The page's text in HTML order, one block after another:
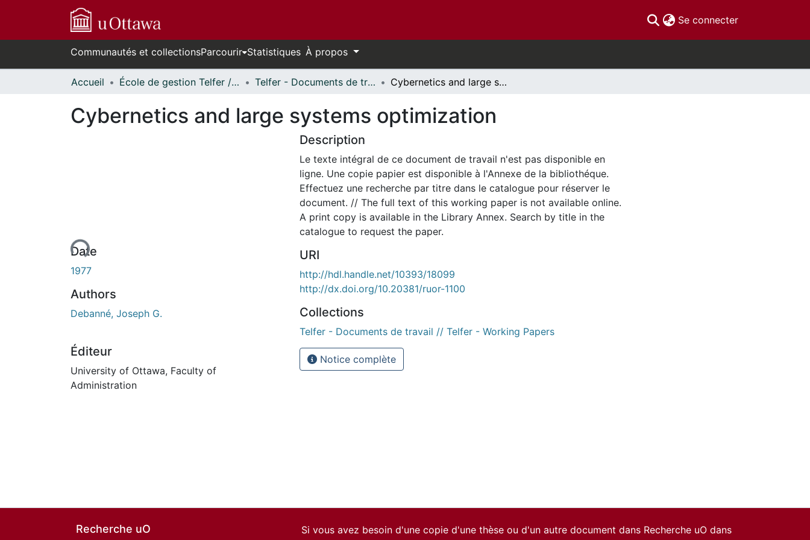
Se connecter(current)
Communautés et collectionsParcourir Statistiques À propos
Accueil École de gestion Telfer // Telfer School of Management Telfer - Documents de travail // Telfer - Working Papers Cybernetics and large systems optimization
Cybernetics and large systems optimization
de chargement...
Date
1977
Authors
Debanné, Joseph G.
Éditeur
University of Ottawa, Faculty of
Administration
Description
Le texte intégral de ce document de travail n'est pas disponible en
ligne. Une copie papier est disponible à l'Annexe de la bibliothéque.
Effectuez une recherche par titre dans le catalogue pour réserver le
document. // The full text of this working paper is not available online.
A print copy is available in the Library Annex. Search by title in the
catalogue to request the paper.
URI
http://hdl.handle.net/10393/18099
http://dx.doi.org/10.20381/ruor-1100
Collections
Telfer - Documents de travail // Telfer - Working Papers
Notice complète
Recherche uO
Si vous avez besoin d'une copie d'une thèse ou d'un autre document dans Recherche uO dans